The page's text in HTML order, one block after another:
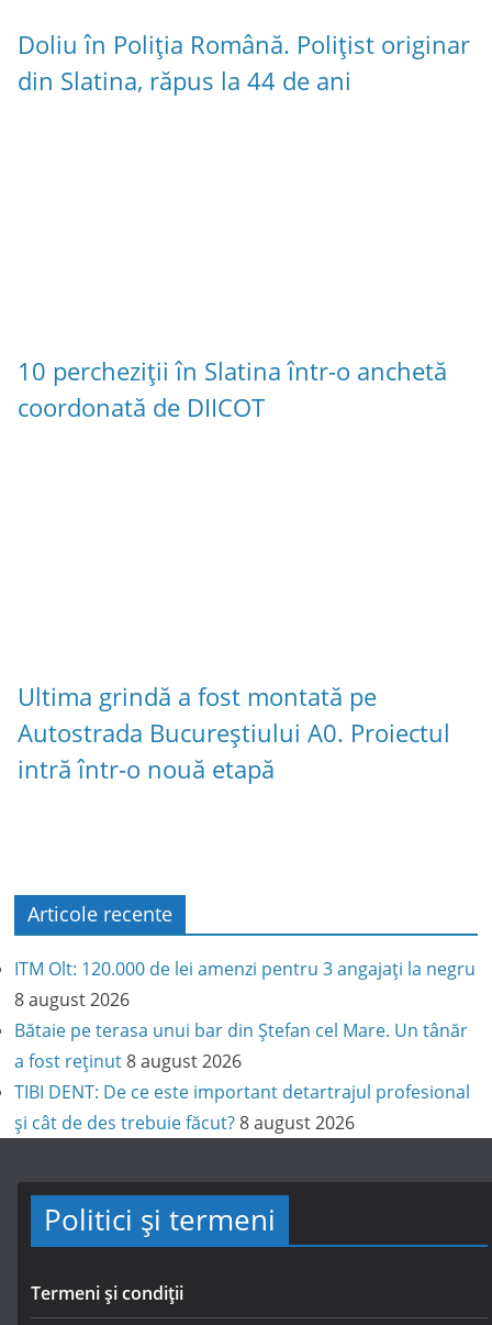
Doliu în Poliția Română. Polițist originar
din Slatina, răpus la 44 de ani
10 percheziții în Slatina într-o anchetă
coordonată de DIICOT
Ultima grindă a fost montată pe
Autostrada Bucureștiului A0. Proiectul
intră într-o nouă etapă
Articole recente
ITM Olt: 120.000 de lei amenzi pentru 3 angajați la negru
8 august 2026
Bătaie pe terasa unui bar din Ștefan cel Mare. Un tânăr
a fost reținut 8 august 2026
TIBI DENT: De ce este important detartrajul profesional
și cât de des trebuie făcut? 8 august 2026
Politici și termeni
Termeni și condiții